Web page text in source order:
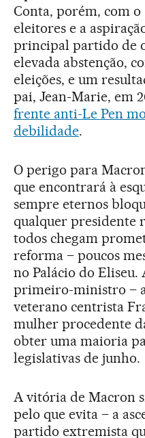
Conta, porém, com
eleitores e a
principal partido de
elevada abstenção,
eleições, e um
pai, Jean-Marie, em
frente anti-Le Pen
debilidade.
O perigo para
que encontrará à
sempre eternos
qualquer presidente
todos chegam
reforma – poucos
no Palácio do Eliseu.
primeiro-ministro –
veterano centrista
mulher procedente
obter uma maioria
legislativas de junho.
A vitória de Macron
pelo que evita – a
partido extremista